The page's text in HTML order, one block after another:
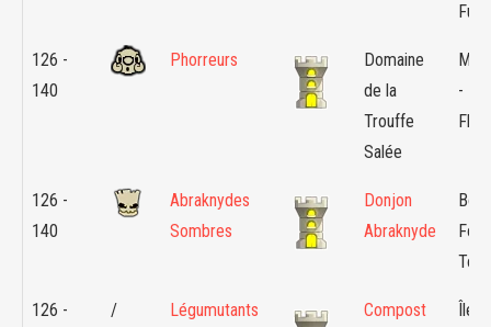
126 -
140
Phorreurs
Domaine
de la
Trouffe
Salée
-
126 -
140
Abraknydes
Sombres
Donjon
Abraknyde
126 -
/ Légumutants
Compost
Île